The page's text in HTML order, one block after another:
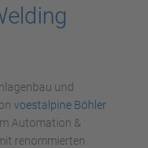
und
voestalpine Böhler
Automation &
renommierten